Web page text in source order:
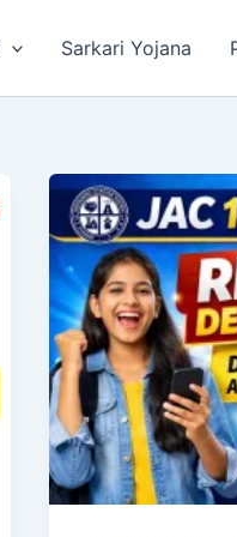
Sarkari Yojana